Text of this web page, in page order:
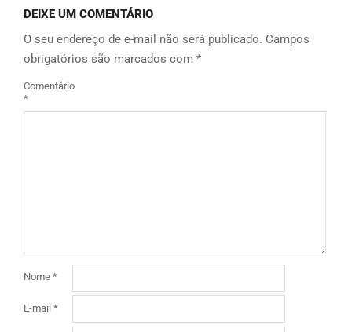
DEIXE UM COMENTÁRIO
O seu endereço de e-mail não será publicado. Campos
obrigatórios são marcados com *
Comentário
*
Nome *
E-mail *